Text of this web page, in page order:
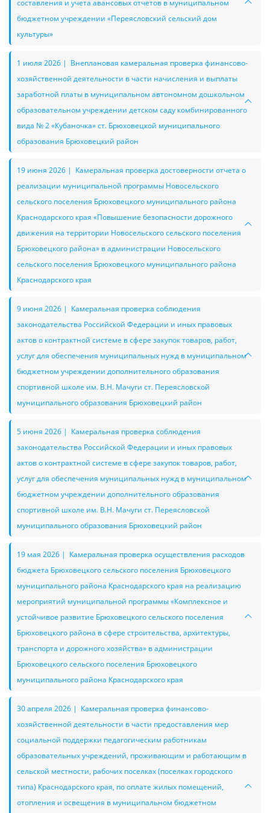
составления и учета авансовых отчетов в муниципальном
бюджетном учреждении «Переясловский сельский дом
культуры»
1 июля 2026 | Внеплановая камеральная проверка финансово-
хозяйственной деятельности в части начисления и выплаты
заработной платы в муниципальном автономном дошкольном
образовательном учреждении детском саду комбинированного
вида № 2 «Кубаночка» ст. Брюховецкой муниципального
образования Брюховецкий район
19 июня 2026 | Камеральная проверка достоверности отчета о
реализации муниципальной программы Новосельского
сельского поселения Брюховецкого муниципального района
Краснодарского края «Повышение безопасности дорожного
движения на территории Новосельского сельского поселения
Брюховецкого района» в администрации Новосельского
сельского поселения Брюховецкого муниципального района
Краснодарского края
9 июня 2026 | Камеральная проверка соблюдения
законодательства Российской Федерации и иных правовых
актов о контрактной системе в сфере закупок товаров, работ,
услуг для обеспечения муниципальных нужд в муниципальном
бюджетном учреждении дополнительного образования
спортивной школе им. В.Н. Мачуги ст. Переясловской
муниципального образования Брюховецкий район
5 июня 2026 | Камеральная проверка соблюдения
законодательства Российской Федерации и иных правовых
актов о контрактной системе в сфере закупок товаров, работ,
услуг для обеспечения муниципальных нужд в муниципальном
бюджетном учреждении дополнительного образования
спортивной школе им. В.Н. Мачуги ст. Переясловской
муниципального образования Брюховецкий район
19 мая 2026 | Камеральная проверка осуществления расходов
бюджета Брюховецкого сельского поселения Брюховецкого
муниципального района Краснодарского края на реализацию
мероприятий муниципальной программы «Комплексное и
устойчивое развитие Брюховецкого сельского поселения
Брюховецкого района в сфере строительства, архитектуры,
транспорта и дорожного хозяйства» в администрации
Брюховецкого сельского поселения Брюховецкого
муниципального района Краснодарского края
30 апреля 2026 | Камеральная проверка финансово-
хозяйственной деятельности в части предоставления мер
социальной поддержки педагогическим работникам
образовательных учреждений, проживающим и работающим в
сельской местности, рабочих поселках (поселках городского
типа) Краснодарского края, по оплате жилых помещений,
отопления и освещения в муниципальном бюджетном